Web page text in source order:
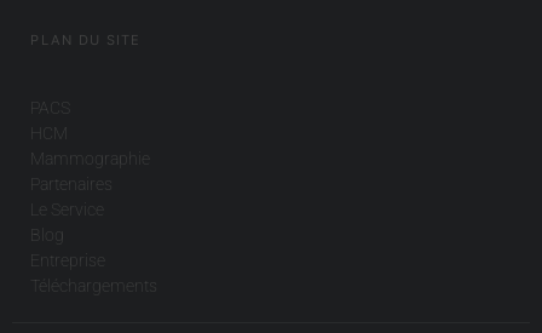
PLAN DU SITE
PACS
HCM
Mammographie
Partenaires
Le Service
Blog
Entreprise
Téléchargements